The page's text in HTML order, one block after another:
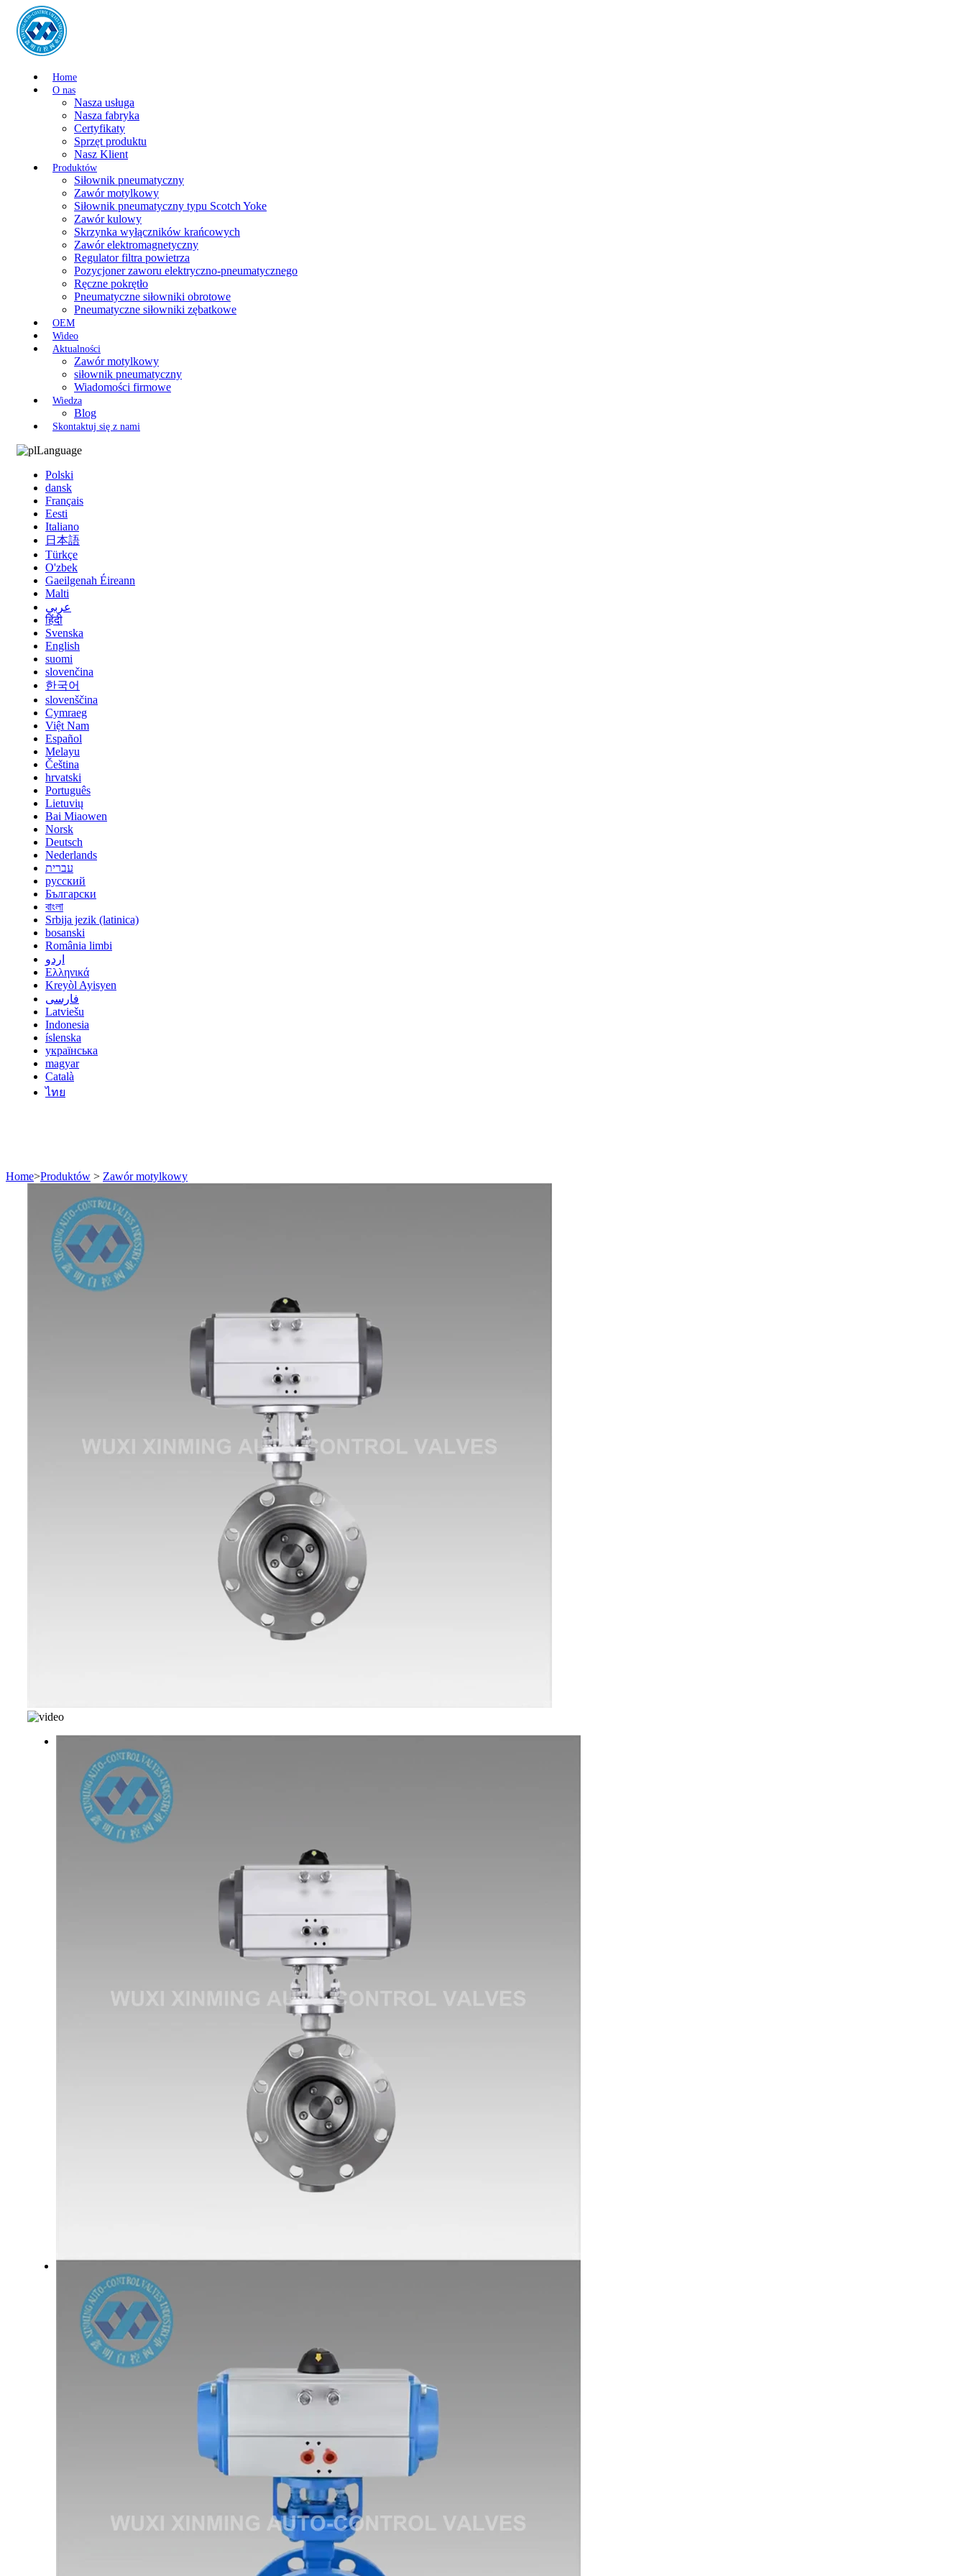
Home
O nas
Nasza usługa
Nasza fabryka
Certyfikaty
Sprzęt produktu
Nasz Klient
Produktów
Siłownik pneumatyczny
Zawór motylkowy
Siłownik pneumatyczny typu Scotch Yoke
Zawór kulowy
Skrzynka wyłączników krańcowych
Zawór elektromagnetyczny
Regulator filtra powietrza
Pozycjoner zaworu elektryczno-pneumatycznego
Ręczne pokrętło
Pneumatyczne siłowniki obrotowe
Pneumatyczne siłowniki zębatkowe
OEM
Wideo
Aktualności
Zawór motylkowy
siłownik pneumatyczny
Wiadomości firmowe
Wiedza
Blog
Skontaktuj się z nami
Language
Polski
dansk
Français
Eesti
Italiano
日本語
Türkçe
O'zbek
Gaeilgenah Éireann
Malti
عربي
हिंदी
Svenska
English
suomi
slovenčina
한국어
slovenščina
Cymraeg
Việt Nam
Español
Melayu
Čeština
hrvatski
Português
Lietuvių
Bai Miaowen
Norsk
Deutsch
Nederlands
עברית
русский
Български
বাংলা
Srbija jezik (latinica)
bosanski
România limbi
اردو
Ελληνικά
Kreyòl Ayisyen
فارسی
Latviešu
Indonesia
íslenska
українська
magyar
Català
ไทย
Home>Produktów > Zawór motylkowy